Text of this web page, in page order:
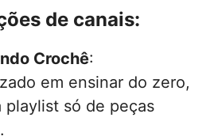
de canais:
Crochê:
em ensinar do zero,
playlist só de peças